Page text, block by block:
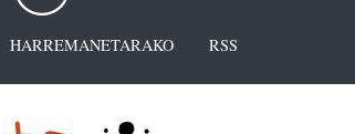
HARREMANETARAKO RSS